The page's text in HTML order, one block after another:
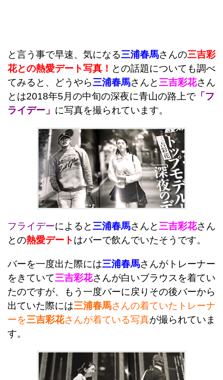
と言う事で早速、気になる三浦春馬さんの三吉彩
花との熱愛デート写真！ との話題についても調べ
てみると、どうやら三浦春馬さんと 三吉彩花さん
とは2018年5月の中旬の深夜に青山の路上で 「フ
ライデー」 に写真を撮られています。
フライデーによると 三浦春馬さんと 三吉彩花さん
との熱愛デートはバーで飲んでいたそうです。
バーを一度出た際には三浦春馬さんがトレーナー
をきていて三吉彩花さんが白いブラウスを着てい
たのですが、もう一度バーに戻りその後バーから
出ていた際には三浦春馬さんの着ていたトレーナ
ーを三吉彩花さんが着ている写真が撮られていま
す。